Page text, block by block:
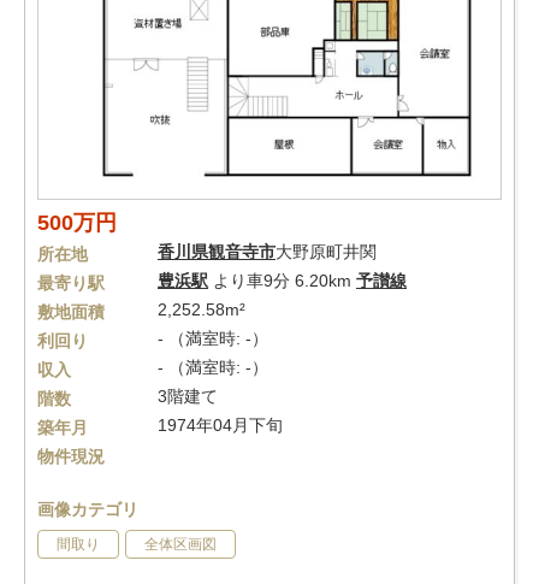
500万円
所在地 香川県観音寺市大野原町井関
最寄り駅
豊浜駅 より車9分 6.20km 予讃線
敷地面積
2,252.58m²
利回り
- （満室時: -）
収入
- （満室時: -）
階数
3階建て
築年月
1974年04月下旬
物件現況
画像カテゴリ
間取り 全体区画図